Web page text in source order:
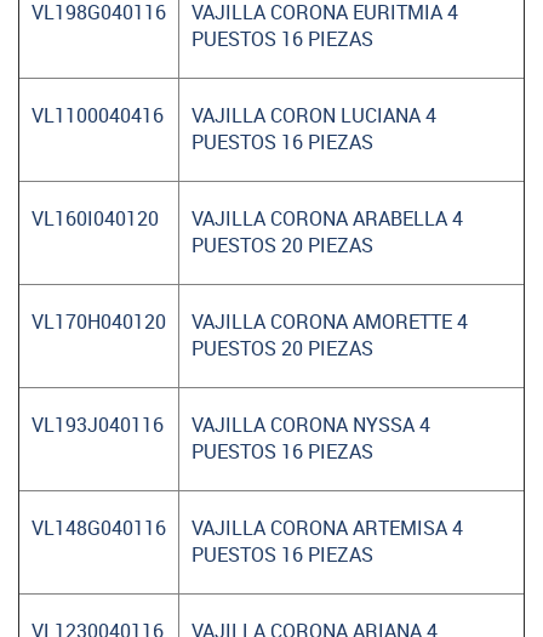
VL198G040116
VAJILLA CORONA EURITMIA 4
PUESTOS 16 PIEZAS
VL1100040416
VAJILLA CORON LUCIANA 4
PUESTOS 16 PIEZAS
VL160I040120
VAJILLA CORONA ARABELLA 4
PUESTOS 20 PIEZAS
VL170H040120
VAJILLA CORONA AMORETTE 4
PUESTOS 20 PIEZAS
VL193J040116
VAJILLA CORONA NYSSA 4
PUESTOS 16 PIEZAS
VL148G040116
VAJILLA CORONA ARTEMISA 4
PUESTOS 16 PIEZAS
VL1230040116 VAJILLA CORONA ARIANA 4